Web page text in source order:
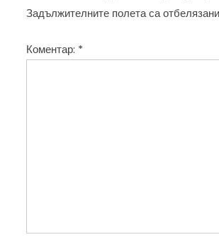
ц
я
Задължителните полета са
Коментар: *